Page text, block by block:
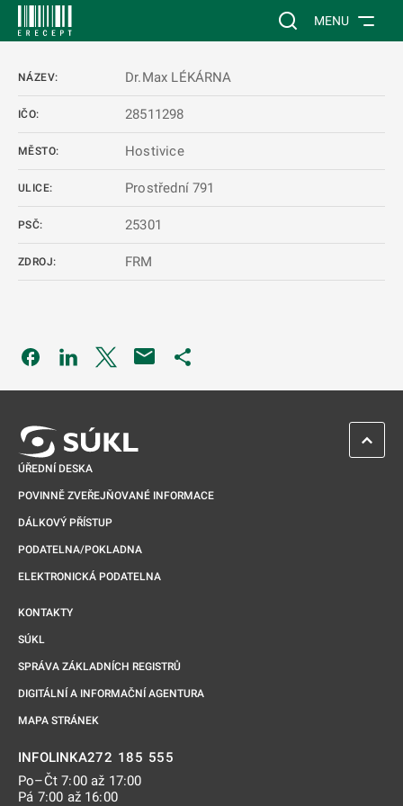
Vyhledávání na
MENU
NÁZEV: Dr.Max LÉKÁRNA
IČO: 28511298
MĚSTO: Hostivice
ULICE: Prostřední 791
PSČ: 25301
ZDROJ: FRM
Odkaz se otevře na nové kartě
Odkaz se otevře na nové kartě
Odkaz se otevře na nové kartě
ÚŘEDNÍ DESKA
POVINNĚ ZVEŘEJŇOVANÉ INFORMACE
DÁLKOVÝ PŘÍSTUP
PODATELNA/POKLADNA
ELEKTRONICKÁ PODATELNA
KONTAKTY
SÚKL
SPRÁVA ZÁKLADNÍCH REGISTRŮ
DIGITÁLNÍ A INFORMAČNÍ AGENTURA
MAPA STRÁNEK
INFOLINKA272 185 555
Po–Čt 7:00 až 17:00
Pá 7:00 až 16:00
ZPĚT